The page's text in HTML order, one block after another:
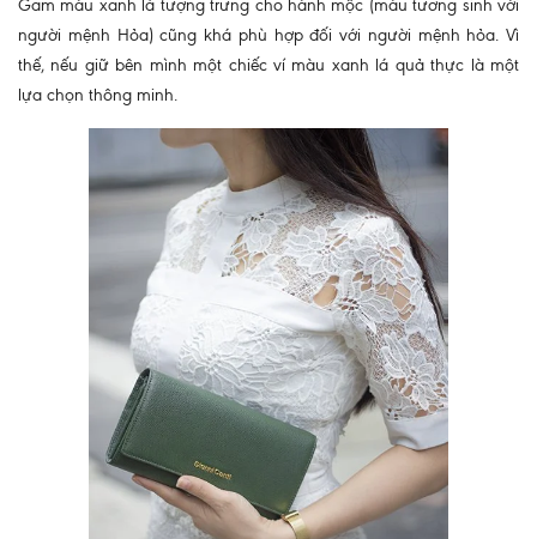
Gam màu xanh lá tượng trưng cho hành mộc (màu tương sinh với
người mệnh Hỏa) cũng khá phù hợp đối với người mệnh hỏa. Vì
thế, nếu giữ bên mình một chiếc ví màu xanh lá quả thực là một
lựa chọn thông minh.